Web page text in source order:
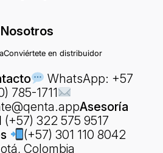
Nosotros
Conviértete en distribuidor
WhatsApp: +57
785-1711
Asesoría
(+57) 322 575 9517
(+57) 301 110 8042
Colombia